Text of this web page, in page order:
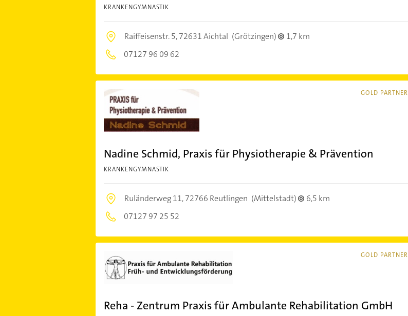
KRANKENGYMNASTIK
Raiffeisenstr. 5,72631 Aichtal (Grötzingen)
1,7 km
07127 96 09 62
GOLD PARTNER
Nadine Schmid, Praxis für Physiotherapie & Prävention
KRANKENGYMNASTIK
Ruländerweg 11,72766 Reutlingen (Mittelstadt)
6,5 km
07127 97 25 52
GOLD PARTNER
Reha - Zentrum Praxis für Ambulante Rehabilitation GmbH